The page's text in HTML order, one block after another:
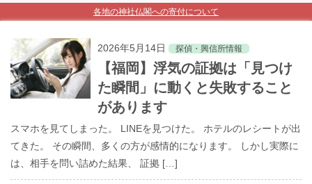
ストーカー対策
お子様見守り調査
企業調査
家出調査
調査料金
各地の神社仏閣への寄付について
2026年5月14日 探偵・興信所情報
【福岡】浮気の証拠は「見つけ
た瞬間」に動くと失敗すること
があります
スマホを見てしまった。 LINEを見つけた。 ホテルのレシートが出
てきた。 その瞬間、多くの方が感情的になります。 しかし実際に
は、相手を問い詰めた結果、 証拠 […]